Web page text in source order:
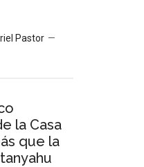
Pastor
la Casa
que la